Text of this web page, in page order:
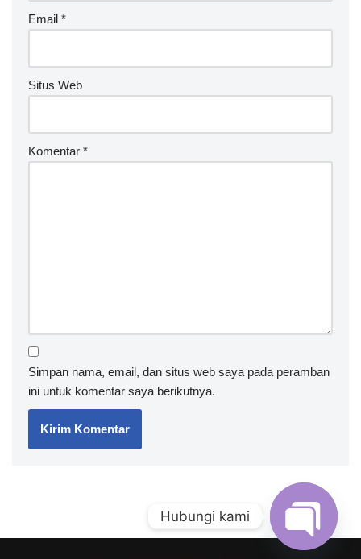
Email *
Situs Web
Komentar *
Simpan nama, email, dan situs web saya pada peramban
ini untuk komentar saya berikutnya.
Hubungi kami